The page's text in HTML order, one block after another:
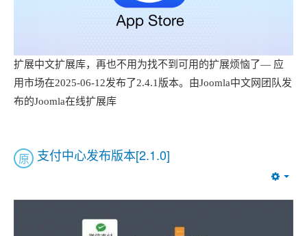
扩展中文扩展库，再也不用为找不到可用的扩展烦恼了— 应
用市场在2025-06-12发布了2.4.1版本。由Joomla中文网团队发
布的Joomla在线扩展库
支付中心发布版本[2.1.0]
原